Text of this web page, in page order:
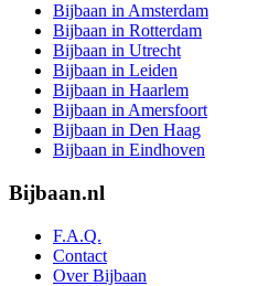
Bijbaan in Amsterdam
Bijbaan in Rotterdam
Bijbaan in Utrecht
Bijbaan in Leiden
Bijbaan in Haarlem
Bijbaan in Amersfoort
Bijbaan in Den Haag
Bijbaan in Eindhoven
Bijbaan.nl
F.A.Q.
Contact
Over Bijbaan